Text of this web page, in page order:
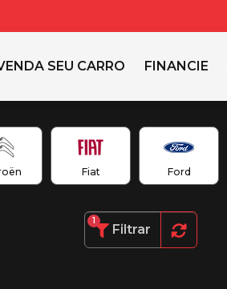
SEU CARRO FINANCIE
Fiat Ford
Filtrar
1